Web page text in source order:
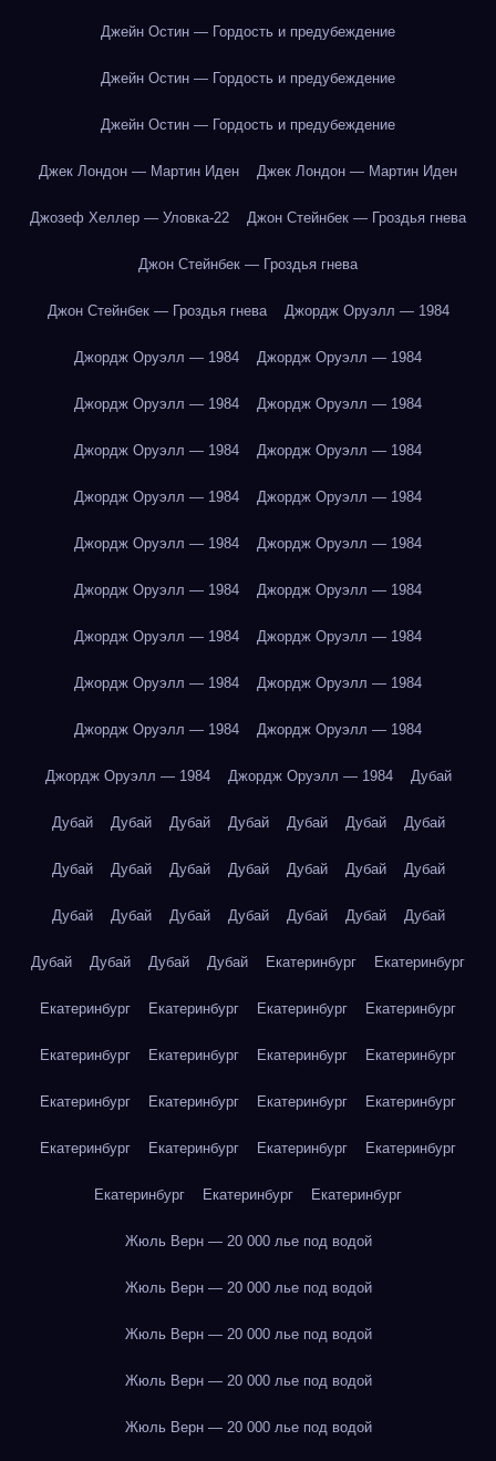
Джейн Остин — Гордость и предубеждение
Джейн Остин — Гордость и предубеждение
Джейн Остин — Гордость и предубеждение
Джек Лондон — Мартин Иден Джек Лондон — Мартин Иден
Джозеф Хеллер — Уловка-22 Джон Стейнбек — Гроздья гнева
Джон Стейнбек — Гроздья гнева
Джон Стейнбек — Гроздья гнева Джордж Оруэлл — 1984
Джордж Оруэлл — 1984 Джордж Оруэлл — 1984
Джордж Оруэлл — 1984 Джордж Оруэлл — 1984
Джордж Оруэлл — 1984 Джордж Оруэлл — 1984
Джордж Оруэлл — 1984 Джордж Оруэлл — 1984
Джордж Оруэлл — 1984 Джордж Оруэлл — 1984
Джордж Оруэлл — 1984 Джордж Оруэлл — 1984
Джордж Оруэлл — 1984 Джордж Оруэлл — 1984
Джордж Оруэлл — 1984 Джордж Оруэлл — 1984
Джордж Оруэлл — 1984 Джордж Оруэлл — 1984
Джордж Оруэлл — 1984 Джордж Оруэлл — 1984 Дубай
Дубай Дубай Дубай Дубай Дубай Дубай Дубай
Дубай Дубай Дубай Дубай Дубай Дубай Дубай
Дубай Дубай Дубай Дубай Дубай Дубай Дубай
Дубай Дубай Дубай Дубай Екатеринбург Екатеринбург
Екатеринбург Екатеринбург Екатеринбург Екатеринбург
Екатеринбург Екатеринбург Екатеринбург Екатеринбург
Екатеринбург Екатеринбург Екатеринбург Екатеринбург
Екатеринбург Екатеринбург Екатеринбург Екатеринбург
Екатеринбург Екатеринбург Екатеринбург
Жюль Верн — 20 000 лье под водой
Жюль Верн — 20 000 лье под водой
Жюль Верн — 20 000 лье под водой
Жюль Верн — 20 000 лье под водой
Жюль Верн — 20 000 лье под водой